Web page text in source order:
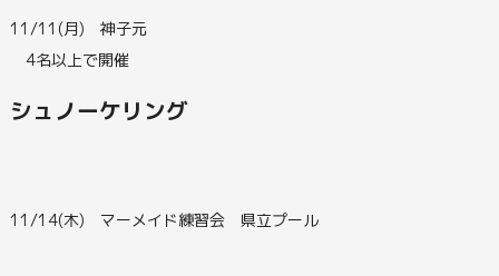
11/11(月) 神子元
4名以上で開催
シュノーケリング
11/14(木) マーメイド練習会 県立プール